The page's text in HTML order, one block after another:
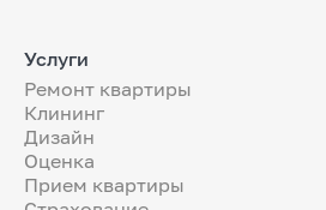
Услуги
Ремонт квартиры
Клининг
Дизайн
Оценка
Прием квартиры